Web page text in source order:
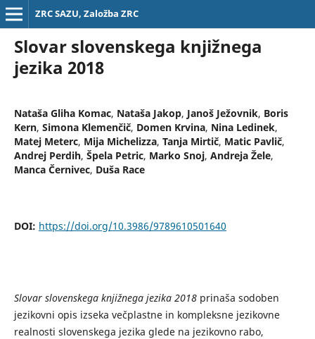
ZRC SAZU, Založba ZRC
Slovar slovenskega knjižnega
jezika 2018
Nataša Gliha Komac, Nataša Jakop, Janoš Ježovnik, Boris
Kern, Simona Klemenčič, Domen Krvina, Nina Ledinek,
Matej Meterc, Mija Michelizza, Tanja Mirtič, Matic Pavlič,
Andrej Perdih, Špela Petric, Marko Snoj, Andreja Žele,
Manca Černivec, Duša Race
DOI: https://doi.org/10.3986/9789610501640
Slovar slovenskega knjižnega jezika 2018prinaša sodoben
jezikovni opis izseka večplastne in kompleksne jezikovne
realnosti slovenskega jezika glede na jezikovno rabo,